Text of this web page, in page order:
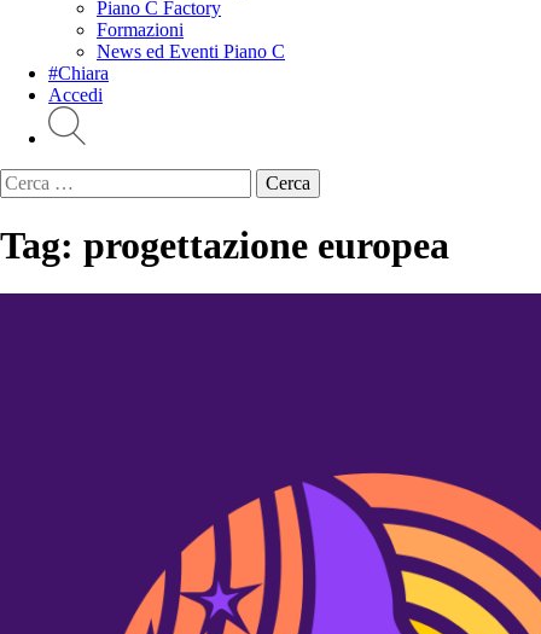
Piano C Factory
Formazioni
News ed Eventi Piano C
#Chiara
Accedi
Ricerca
per:
Tag: progettazione europea